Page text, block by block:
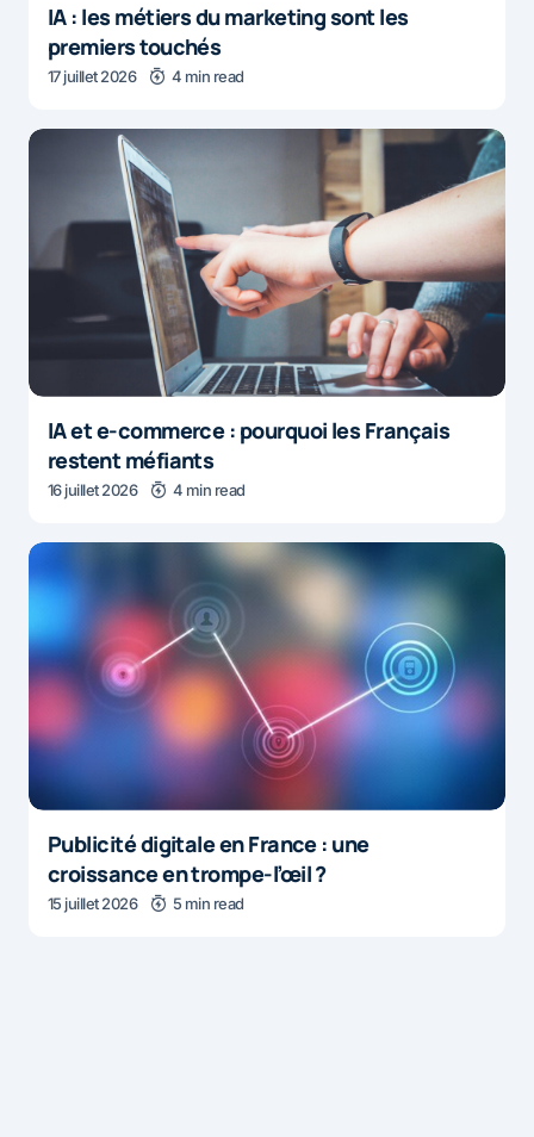
IA : les métiers du marketing sont les
premiers touchés
17 juillet 2026 4 min read
IA et e-commerce : pourquoi les Français
restent méfiants
16 juillet 2026 4 min read
Publicité digitale en France : une
croissance en trompe-l’œil ?
15 juillet 2026 5 min read